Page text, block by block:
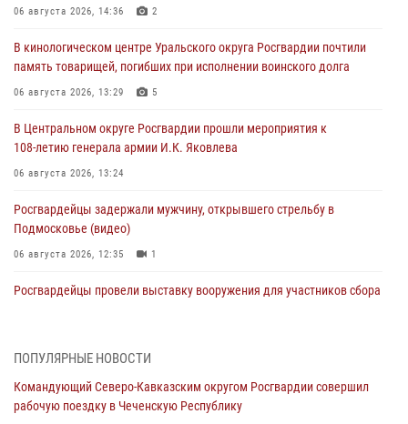
06 августа 2026, 14:36 2
В кинологическом центре Уральского округа Росгвардии почтили
память товарищей, погибших при исполнении воинского долга
06 августа 2026, 13:29 5
В Центральном округе Росгвардии прошли мероприятия к
108‑летию генерала армии И.К. Яковлева
06 августа 2026, 13:24
Росгвардейцы задержали мужчину, открывшего стрельбу в
Подмосковье (видео)
06 августа 2026, 12:35 1
Росгвардейцы провели выставку вооружения для участников сбора
второй годовщине вторжения ВСУ на территорию области
06 августа 2026, 11:56
ПОПУЛЯРНЫЕ НОВОСТИ
Командующий Северо-Кавказским округом Росгвардии совершил
рабочую поездку в Чеченскую Республику